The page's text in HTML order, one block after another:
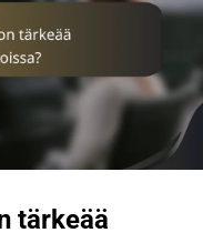
tärkeää